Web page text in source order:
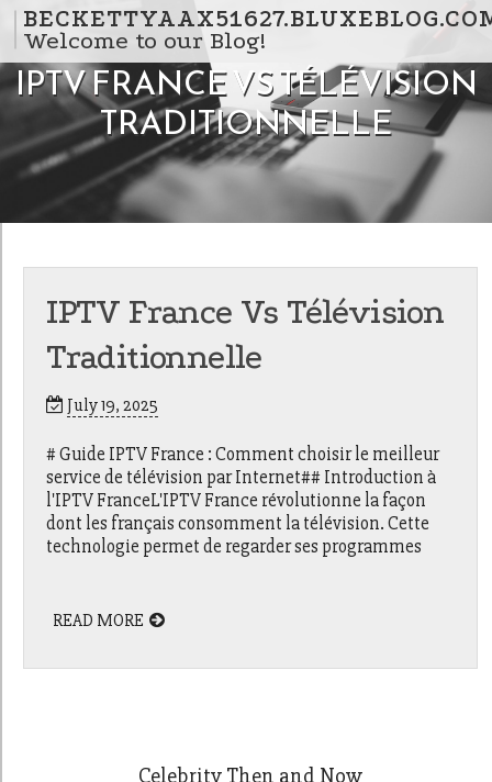
Skip to content
Welcome to our Blog!
IPTV FRANCE VS TÉLÉVISION
TRADITIONNELLE
IPTV France Vs Télévision
Traditionnelle
July 19, 2025
# Guide IPTV France : Comment choisir le meilleur
service de télévision par Internet## Introduction à
l'IPTV FranceL'IPTV France révolutionne la façon
dont les français consomment la télévision. Cette
technologie permet de regarder ses programmes
READ MORE
Celebrity Then and Now